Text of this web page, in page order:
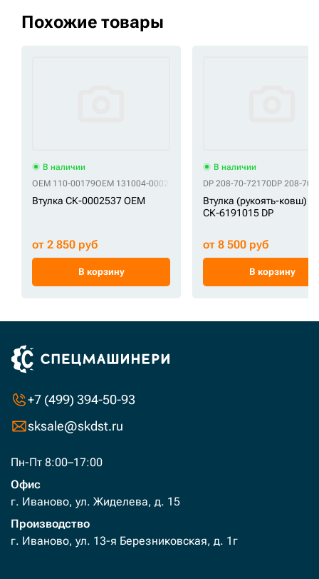
Похожие товары
В наличии
OEM 110-00179OEM 131004-00024A OEM 2110-1318AOEM K1000734
Втулка СК-0002537 OEM
от 2 850 руб
В корзину
В наличии
DP 208-70-72170DP 208-70-
Втулка (рукоять-ковш)
СК-6191015 DP
от 8 500 руб
В корзину
+7 (499) 394-50-93
sksale@skdst.ru
Пн-Пт 8:00–17:00
Офис
г. Иваново, ул. Жиделева, д. 15
Производство
г. Иваново, ул. 13-я Березниковская, д. 1г